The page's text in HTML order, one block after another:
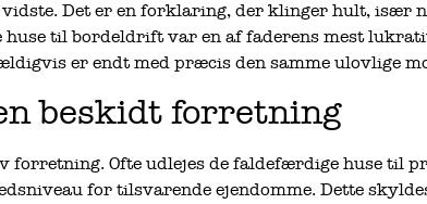
Det er en forklaring, der klinger hult, især
huse til bordeldrift var en af faderens mest
er endt med præcis den samme ulovlige
beskidt forretning
forretning. Ofte udlejes de faldefærdige huse til
for tilsvarende ejendomme. Dette